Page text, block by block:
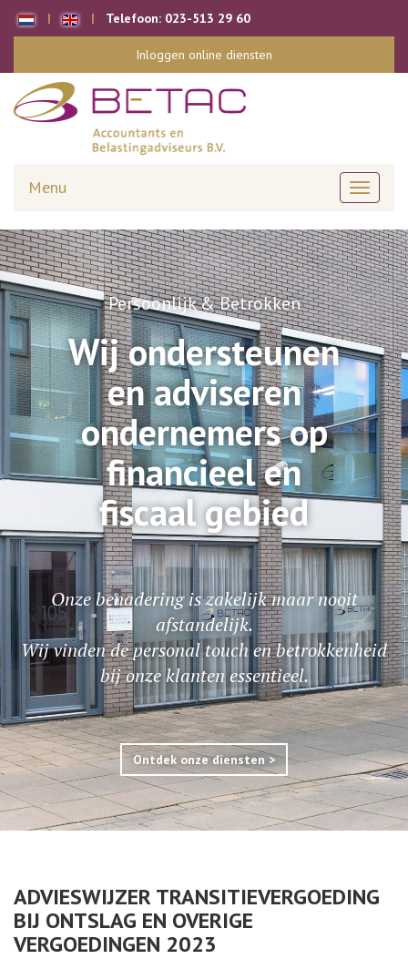
Telefoon: 023-513 29 60
Inloggen online diensten
Toggle
Menu
Persoonlijk & Betrokken
Wij ondersteunen
en adviseren
ondernemers op
financieel en
fiscaal gebied
Onze benadering is zakelijk maar nooit
afstandelijk.
Wij vinden de personal touch en betrokkenheid
bij onze klanten essentieel.
Ontdek onze diensten >
ADVIESWIJZER TRANSITIEVERGOEDING
BIJ ONTSLAG EN OVERIGE
VERGOEDINGEN 2023